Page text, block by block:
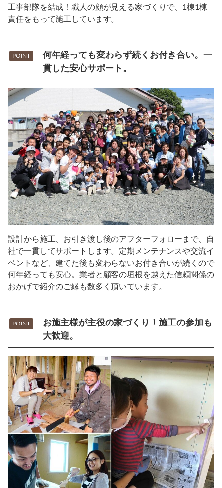
工事部隊を結成！職人の顔が見える家づくりで、1棟1棟
責任をもって施工しています。
POINT
何年経っても変わらず続くお付き合い。一
貫した安心サポート。
設計から施工、お引き渡し後のアフターフォローまで、自
社で一貫してサポートします。定期メンテナンスや交流イ
ベントなど、建てた後も変わらないお付き合いが続くので
何年経っても安心。業者と顧客の垣根を越えた信頼関係の
おかげで紹介のご縁も数多く頂いています。
POINT
お施主様が主役の家づくり！施工の参加も
大歓迎。